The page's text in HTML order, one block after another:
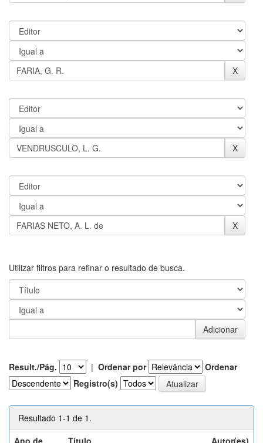
Utilizar filtros para refinar o resultado de busca.
Result./Pág. | Ordenar por
Ordenar
Registro(s)
Resultado 1-1 de 1.
Ano de
Título Autor(es)